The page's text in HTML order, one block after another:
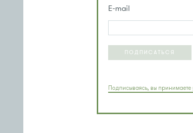
E-mail
ПОДПИСАТЬСЯ
Подписываясь, вы принимаете